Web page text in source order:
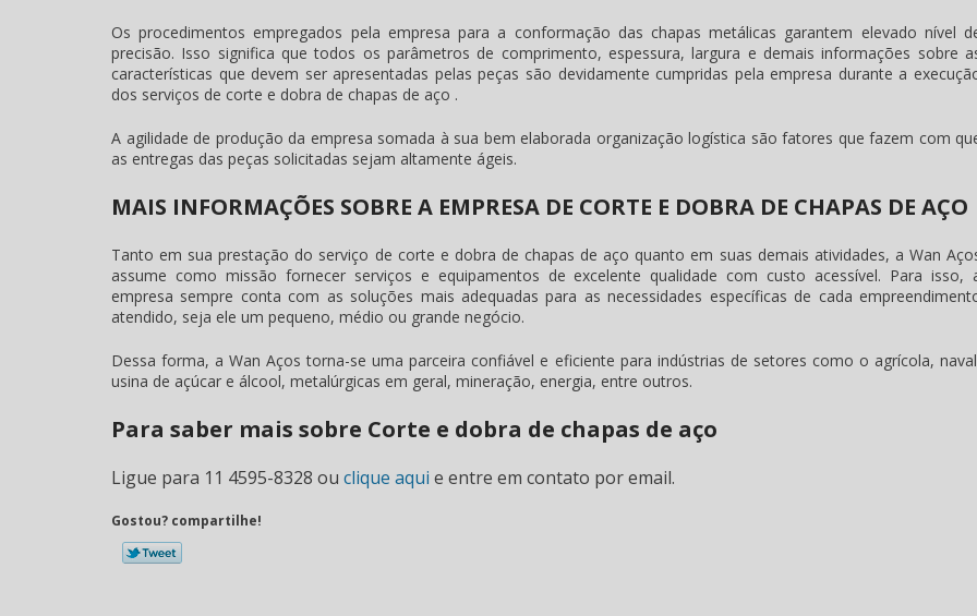
Os procedimentos empregados pela empresa para a conformação das chapas metálicas garantem elevado nível
precisão. Isso significa que todos os parâmetros de comprimento, espessura, largura e demais informações sobre
características que devem ser apresentadas pelas peças são devidamente cumpridas pela empresa durante a
dos serviços de corte e dobra de chapas de aço .
A agilidade de produção da empresa somada à sua bem elaborada organização logística são fatores que fazem com
as entregas das peças solicitadas sejam altamente ágeis.
MAIS INFORMAÇÕES SOBRE A EMPRESA DE CORTE E DOBRA DE CHAPAS DE AÇO
Tanto em sua prestação do serviço de corte e dobra de chapas de aço quanto em suas demais atividades, a Wan
assume como missão fornecer serviços e equipamentos de excelente qualidade com custo acessível. Para isso,
empresa sempre conta com as soluções mais adequadas para as necessidades específicas de cada
atendido, seja ele um pequeno, médio ou grande negócio.
Dessa forma, a Wan Aços torna-se uma parceira confiável e eficiente para indústrias de setores como o agrícola,
usina de açúcar e álcool, metalúrgicas em geral, mineração, energia, entre outros.
Para saber mais sobre Corte e dobra de chapas de aço
Ligue para 11 4595-8328 ou clique aqui e entre em contato por email.
Gostou? compartilhe!